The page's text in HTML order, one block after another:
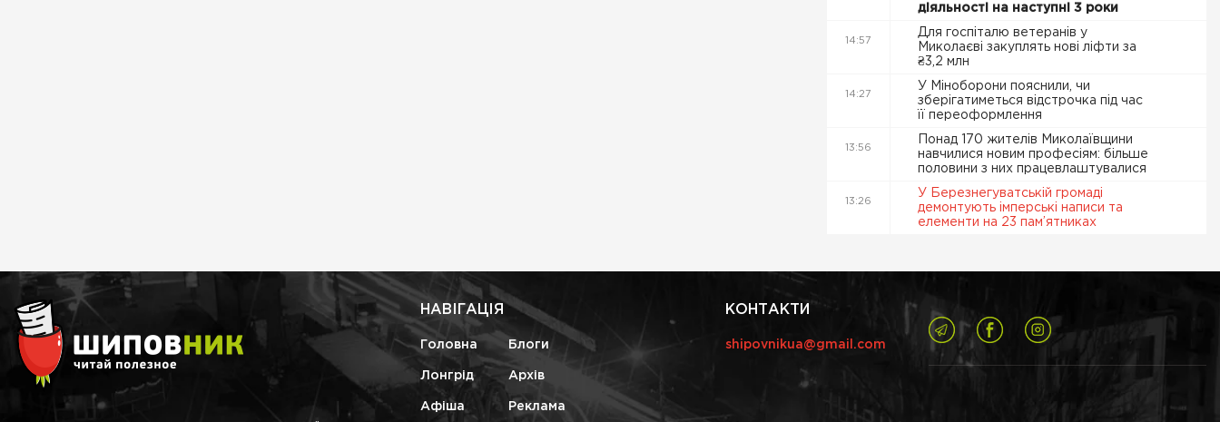
діяльності на наступні 3 роки
14:57
Для госпіталю ветеранів у
Миколаєві закуплять нові ліфти за
₴3,2 млн
14:27
У Міноборони пояснили, чи
зберігатиметься відстрочка під час
її переоформлення
13:56
Понад 170 жителів Миколаївщини
навчилися новим професіям: більше
половини з них працевлаштувалися
13:26
У Березнегуватській громаді
демонтують імперські написи та
елементи на 23 пам’ятниках
НАВІГАЦІЯ
Головна Блоги
Лонгрід Архів
Афіша Реклама
КОНТАКТИ
shipovnikua@gmail.com